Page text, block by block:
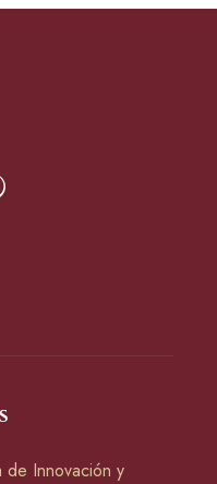
de Innovación y